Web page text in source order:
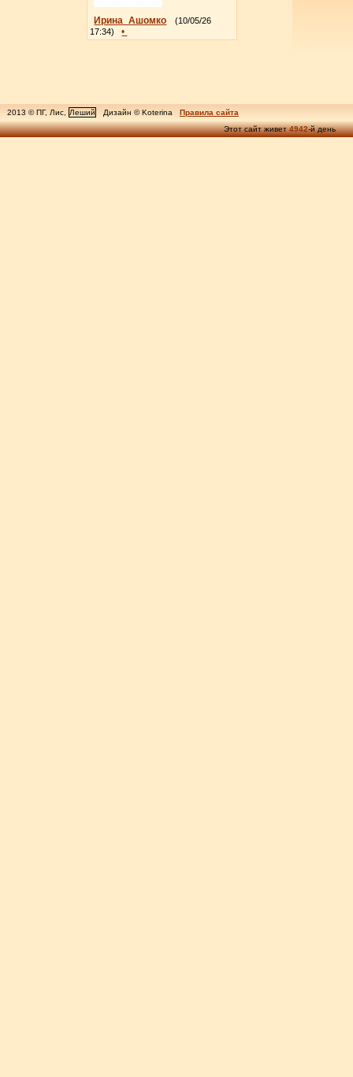
Ирина_Ашомко
(10/05/26
17:34)
•
2013 © ПГ, Лис, Леший Дизайн © Koterina
Правила сайта
Этот сайт живет4942-й день